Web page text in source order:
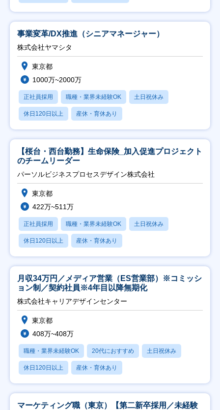
事業変革/DX推進（シニアマネージャー）
株式会社ヤマシタ
東京都
1000万~2000万
正社員採用 職種・業界未経験OK 土日祝休み
休日120日以上 産休・育休あり
【桜台・西台勤務】生命保険_加入促進プロジェクト
のチームリーダー
パーソルビジネスプロセスデザイン株式会社
東京都
422万~511万
正社員採用 職種・業界未経験OK 土日祝休み
休日120日以上 産休・育休あり
月収34万円／メディア営業（ES営業部）※コミッシ
ョン制／契約社員※4年目以降無期化
株式会社キャリアデザインセンター
東京都
408万~408万
職種・業界未経験OK 20代におすすめ 土日祝休み
休日120日以上 産休・育休あり
マーケティング職（東京）【第二新卒採用／未経験